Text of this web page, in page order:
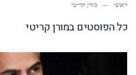
ראשי — מורן קריטי
כל הפוסטים במורן קריטי